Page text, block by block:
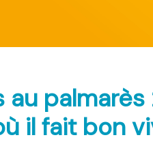
au
il fait bon